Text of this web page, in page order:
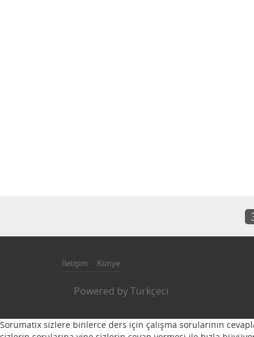
İletişim Künye
Powered byTürkçeci
Sorumatix sizlere binlerce ders için çalışma sorularının